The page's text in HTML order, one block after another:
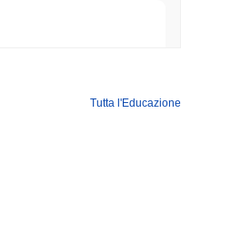
Tutta l'Educazione